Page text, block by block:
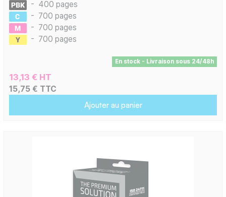
- 400 pages
- 700 pages
- 700 pages
- 700 pages
En stock - Livraison sous 24/48h
13,13 € HT
15,75 € TTC
Ajouter au panier